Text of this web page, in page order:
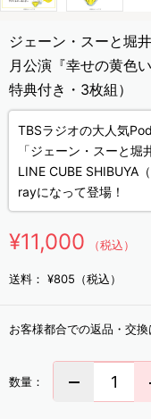
ジェーン・スーと堀
月公演『幸せの黄色
特典付き・3枚組）
TBSラジオの大人気
「ジェーン・スーと堀
LINE CUBE SHIBUYA
rayになって登場！
¥11,000 （税込）
送料： ¥805（税込）
お客様都合での返品・交換
数量：